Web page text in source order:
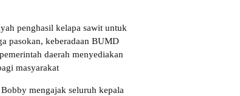
penghasil kelapa sawit untuk
pasokan, keberadaan BUMD
daerah menyediakan
masyarakat
mengajak seluruh kepala